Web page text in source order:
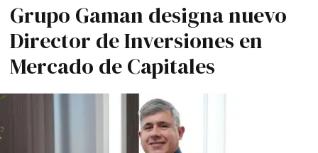
Grupo Gaman designa nuevo
Director de Inversiones en
Mercado de Capitales